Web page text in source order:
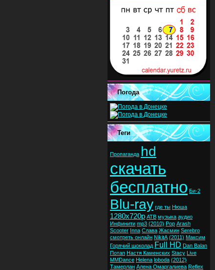
Погода
Теги
Пропаганда hd
скачать
бесплатно Би-2
Blu-ray где ты Нюша
1280x720p ATB музыка аудио
Инфинити mp3 (2010) Pop Arash
Scooter Inna Слава Жасмин Serebro
смотреть онлайн NikitA (2011) Максим
Горячий шоколад Full HD Dan Balan
Потап Настя Каменских Stacy Live
MMDance Helena loboda (2012)
Тамерлан Алена Омаргалиева Reflex